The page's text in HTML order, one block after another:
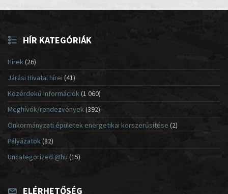
HÍR KATEGÓRIÁK
Hírek(26)
Járási Hivatal hírei (41)
Közérdekű információk(1 060)
Meghívók/rendezvények (392)
Önkormányzati épületek energetikai korszerűsítése (2)
Pályázatok (82)
Uncategorized @hu (15)
ELÉRHETŐSÉG